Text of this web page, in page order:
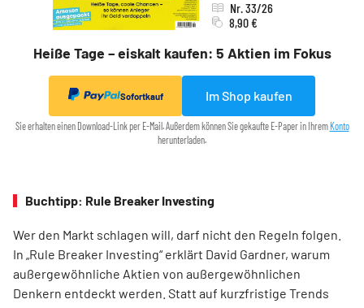
Heiße Tage – eiskalt kaufen: 5 Aktien im Fokus
Nr. 33/26
8,90 €
Sofortkauf Im Shop kaufen
Sie erhalten einen Download-Link per E-Mail. Außerdem können Sie gekaufte E-Paper in Ihrem Konto
herunterladen.
Buchtipp: Rule Breaker Investing
Wer den Markt schlagen will, darf nicht den Regeln folgen.
In „Rule Breaker Investing“ erklärt David Gardner, warum
außergewöhnliche Aktien von außer­gewöhnlichen
Denkern entdeckt werden. Statt auf kurzfristige Trends